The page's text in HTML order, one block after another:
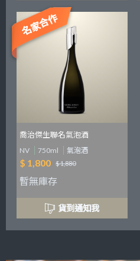
名家合作
喬治傑生聯名氣泡酒
NV 750ml 氣泡酒
$ 1,800 $ 1,880
暫無庫存
貨到通知我